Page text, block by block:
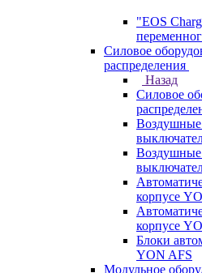
"EOS
Силовое
распределения
Назад
Силовое
Воздушные
Воздушные
корпусе
корпусе
Блоки
YON AFS
Модульное